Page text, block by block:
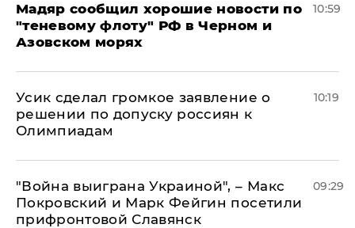
Мадяр сообщил хорошие новости по
"теневому флоту" РФ в Черном и
Азовском морях
10:59
Усик сделал громкое заявление о
решении по допуску россиян к
Олимпиадам
10:19
"Война выиграна Украиной", – Макс
Покровский и Марк Фейгин посетили
прифронтовой Славянск
09:29